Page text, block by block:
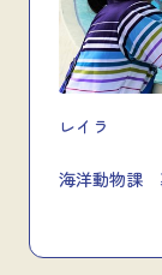
レイラ
海洋動物課